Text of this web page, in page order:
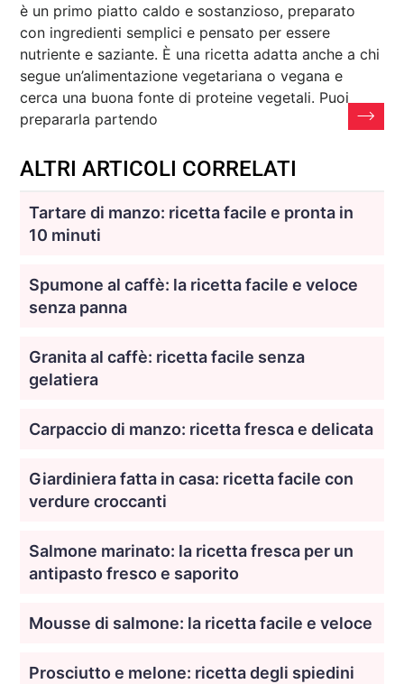
è un primo piatto caldo e sostanzioso, preparato
con ingredienti semplici e pensato per essere
nutriente e saziante. È una ricetta adatta anche a chi
segue un’alimentazione vegetariana o vegana e
cerca una buona fonte di proteine vegetali. Puoi
prepararla partendo
ALTRI ARTICOLI CORRELATI
Tartare di manzo: ricetta facile e pronta in
10 minuti
Spumone al caffè: la ricetta facile e veloce
senza panna
Granita al caffè: ricetta facile senza
gelatiera
Carpaccio di manzo: ricetta fresca e delicata
Giardiniera fatta in casa: ricetta facile con
verdure croccanti
Salmone marinato: la ricetta fresca per un
antipasto fresco e saporito
Mousse di salmone: la ricetta facile e veloce
Prosciutto e melone: ricetta degli spiedini